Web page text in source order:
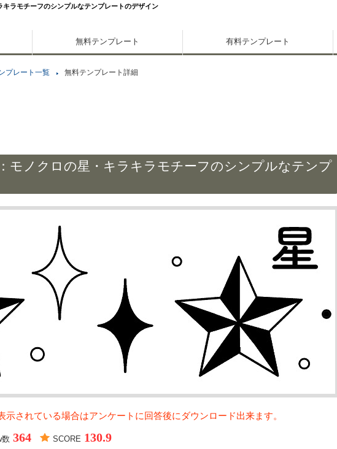
ラモチーフのシンプルなテンプレートのデザイン
無料テンプレート 有料テンプレート
プレート一覧 無料テンプレート詳細
モノクロの星・キラキラモチーフのシンプルなテンプ
示されている場合はアンケートに回答後にダウンロード出来ます。
数 364 SCORE 130.9